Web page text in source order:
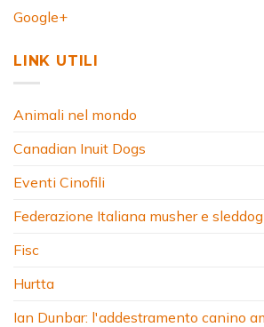
Google+
LINK UTILI
Animali nel mondo
Canadian Inuit Dogs
Eventi Cinofili
Federazione Italiana musher e
Fisc
Hurtta
Ian Dunbar: l'addestramento canino